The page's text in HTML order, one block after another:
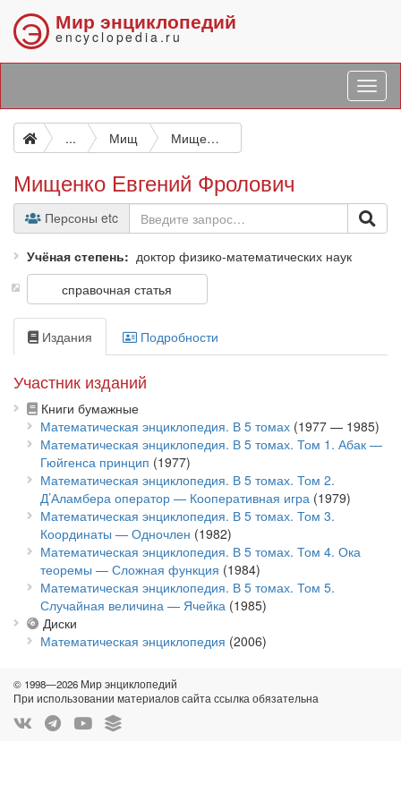
Э Мир энциклопедий
encyclopedia.ru
... Мищ Мищенко Евгений Фролович
Мищенко Евгений Фролович
Персоны etc
Учёная степень
доктор физико-математических наук
справочная статья
Издания Подробности
Участник изданий
Книги бумажные
Математическая энциклопедия. В 5 томах (1977 — 1985)
Математическая энциклопедия. В 5 томах. Том 1. Абак —
Гюйгенса принцип (1977)
Математическая энциклопедия. В 5 томах. Том 2.
Д’Аламбера оператор — Кооперативная игра (1979)
Математическая энциклопедия. В 5 томах. Том 3.
Координаты — Одночлен (1982)
Математическая энциклопедия. В 5 томах. Том 4. Ока
теоремы — Сложная функция (1984)
Математическая энциклопедия. В 5 томах. Том 5.
Случайная величина — Ячейка (1985)
Диски
Математическая энциклопедия (2006)
© 1998—2026 Мир энциклопедий
При использовании материалов сайта ссылка обязательна